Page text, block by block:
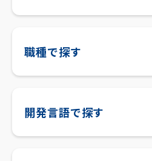
職種で探す
開発言語で探す